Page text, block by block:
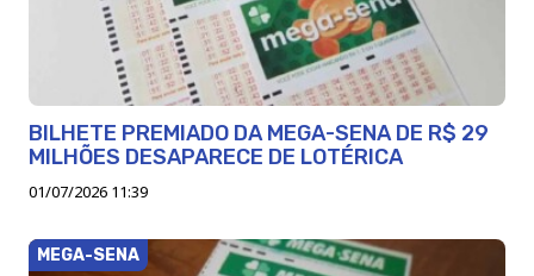
BILHETE PREMIADO DA MEGA-SENA DE R$ 29
MILHÕES DESAPARECE DE LOTÉRICA
01/07/2026 11:39
MEGA-SENA